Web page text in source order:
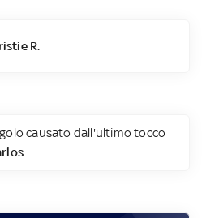
R.
causato dall'ultimo tocco